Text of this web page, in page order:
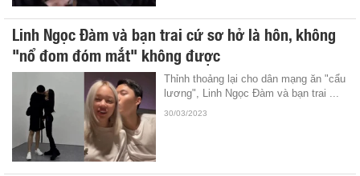
Linh Ngọc Đàm và bạn trai cứ sơ hở là hôn, không
"nổ đom đóm mắt" không được
Thỉnh thoảng lại cho dân mạng ăn "cẩu
lương", Linh Ngọc Đàm và bạn trai ...
30/03/2023